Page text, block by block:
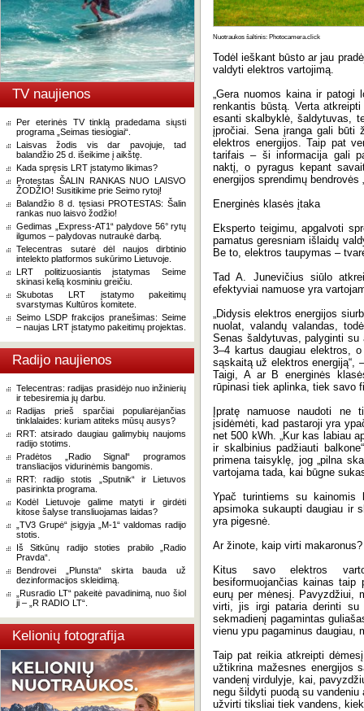
TV naujienos
Per eterinės TV tinklą pradedama siųsti
programa „Seimas tiesiogiai“.
Laisvas žodis vis dar pavojuje, tad
balandžio 25 d. išeikime į aikštę.
Kada spręsis LRT įstatymo likimas?
Protestas ŠALIN RANKAS NUO LAISVO
ŽODŽIO! Susitikime prie Seimo rytoj!
Balandžio 8 d. tęsiasi PROTESTAS: Šalin
rankas nuo laisvo žodžio!
Gedimas „Express-AT1“ palydove 56° rytų
ilgumos – palydovas nutraukė darbą.
Telecentras sutarė dėl naujos dirbtinio
intelekto platformos sukūrimo Lietuvoje.
LRT politizuosiantis įstatymas Seime
skinasi kelią kosminiu greičiu.
Skubotas LRT įstatymo pakeitimų
svarstymas Kultūros komitete.
Seimo LSDP frakcijos pranešimas: Seime
– naujas LRT įstatymo pakeitimų projektas.
Radijo naujienos
Telecentras: radijas prasidėjo nuo inžinierių
ir tebesiremia jų darbu.
Radijas prieš sparčiai populiarėjančias
tinklalaides: kuriam atiteks mūsų ausys?
RRT: atsirado daugiau galimybių naujoms
radijo stotims.
Pradėtos „Radio Signal“ programos
transliacijos vidurinėmis bangomis.
RRT: radijo stotis „Sputnik“ ir Lietuvos
pasirinkta programa.
Kodėl Lietuvoje galime matyti ir girdėti
kitose šalyse transliuojamas laidas?
„TV3 Grupė“ įsigyja „M-1“ valdomas radijo
stotis.
Iš Sitkūnų radijo stoties prabilo „Radio
Pravda“.
Bendrovei „Plunsta“ skirta bauda už
dezinformacijos skleidimą.
„Rusradio LT“ pakeitė pavadinimą, nuo šiol
ji – „R RADIO LT“.
Kelionių fotografija
Nuotraukos šaltinis: Photocamera.click
Todėl ieškant būsto ar jau
valdyti elektros vartojimą.
„Gera nuomos kaina ir patogi
renkantis būstą. Verta
esanti skalbyklė, šaldytuvas,
įpročiai. Sena įranga gali būti
elektros energijos. Taip pat
tarifais – ši informacija gali
naktį, o pyragus kepant
energijos sprendimų
Energinės klasės įtaka
Eksperto teigimu, apgalvoti
pamatus geresniam išlaidų
Be to, elektros taupymas –
Tad A. Junevičius siūlo
efektyviai namuose yra
„Didysis elektros energijos
nuolat, valandų valandas,
Senas šaldytuvas, palyginti
3–4 kartus daugiau elektros,
sąskaitą už elektros energiją“,
Taigi, A ar B energinės
rūpinasi tiek aplinka, tiek savo
Įpratę namuose naudoti ne
įsidėmėti, kad pastaroji yra
net 500 kWh. „Kur kas labiau
ir skalbinius padžiauti
primena taisyklę, jog „pilna
vartojama tada, kai būgne
Ypač turintiems su kainomis
apsimoka sukaupti daugiau ir
yra pigesnė.
Ar žinote, kaip virti makaronus?
Kitus savo elektros
besiformuojančias kainas
eurų per mėnesį. Pavyzdžiui,
virti, jis irgi pataria derinti su
sekmadienį pagamintas
vienu ypu pagaminus daugiau,
Taip pat reikia atkreipti
užtikrina mažesnes energijos
vandenį virdulyje, kai,
negu šildyti puodą su
užvirti tiksliai tiek vandens,